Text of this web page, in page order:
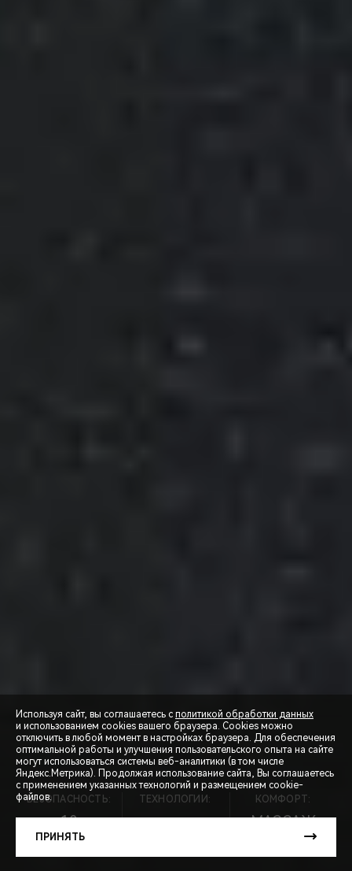
СПЕЦПРЕДЛОЖЕНИЯ
БЕЗОПАСНОСТЬ:
10
ПОДУШЕК
ТЕХНОЛОГИИ: КОМФОРТ:
МАССАЖ
СИДЕНИЙ
Используя сайт, вы соглашаетесь с политикой обработки данных
и использованием cookies вашего браузера. Cookies можно
отключить в любой момент в настройках браузера. Для обеспечения
оптимальной работы и улучшения пользовательского опыта на сайте
могут использоваться системы веб-аналитики (в том числе
Яндекс.Метрика). Продолжая использование сайта, Вы соглашаетесь
с применением указанных технологий и размещением cookie-
файлов.
ПРИНЯТЬ